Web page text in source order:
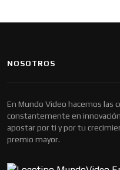
NOSOTROS
En Mundo Video hacemos las
constantemente en
apostar por ti y por tu
premio mayor.